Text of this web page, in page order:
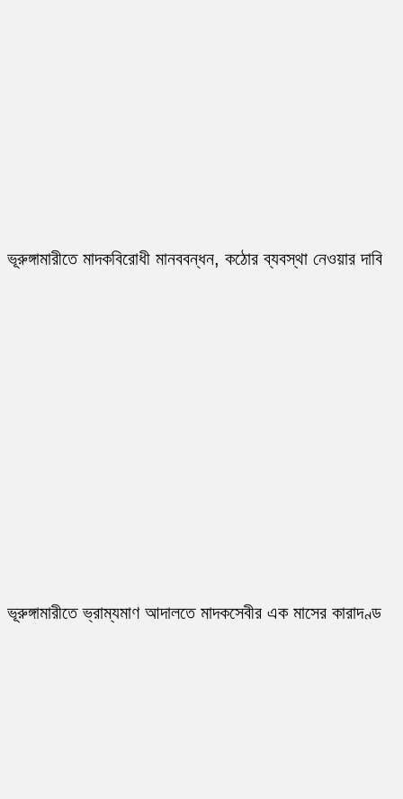
ভূরুঙ্গামারীতে মাদকবিরোধী মানববন্ধন, কঠোর ব্যবস্থা নেওয়ার দাবি
ভূরুঙ্গামারীতে ভ্রাম্যমাণ আদালতে মাদকসেবীর এক মাসের কারাদণ্ড